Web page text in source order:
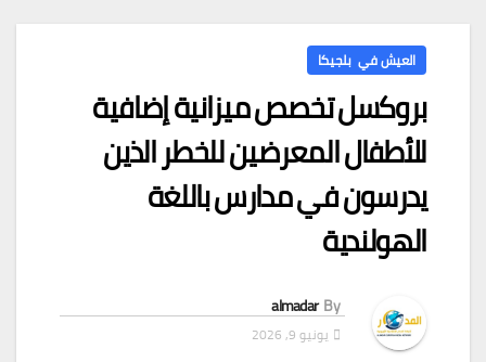
العيش في بلجيكا
بروكسل تخصص ميزانية إضافية
للأطفال المعرضين للخطر الذين
يدرسون في مدارس باللغة
الهولندية
By
almadar
يونيو 9, 2026